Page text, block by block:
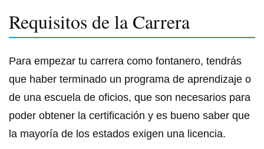
Requisitos de la Carrera
Para empezar tu carrera como fontanero, tendrás
que haber terminado un programa de aprendizaje o
de una escuela de oficios, que son necesarios para
poder obtener la certificación y es bueno saber que
la mayoría de los estados exigen una licencia.